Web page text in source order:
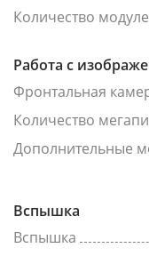
Количество
Работа с
Фронтальная
Количество
Дополнительные
Вспышка
Вспышка